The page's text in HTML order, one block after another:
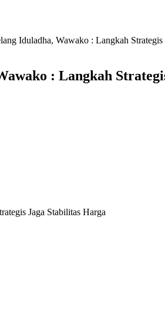
Iduladha, Wawako : Langkah Strategis
: Langkah
Jaga Stabilitas Harga